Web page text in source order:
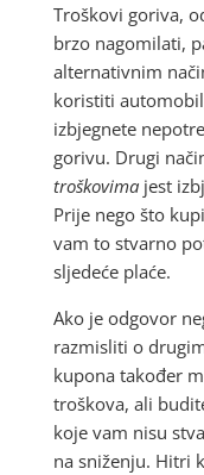
Troškovi goriva,
brzo nagomilati,
alternativnim
koristiti
izbjegnete
gorivu. Drugi
troškovimajest
Prije nego što
vam to stvarno
sljedeće plaće.
Ako je odgovor
razmisliti o
kupona također
troškova, ali
koje vam nisu
na sniženju. Hitri